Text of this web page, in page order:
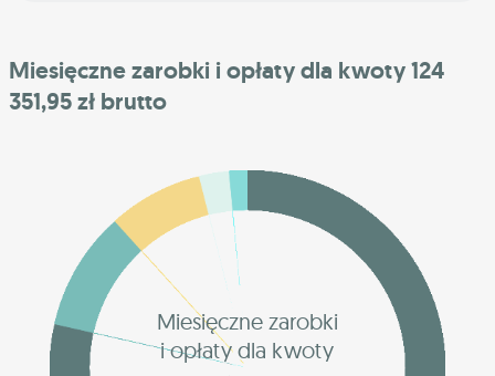
Miesięczne zarobki i opłaty dla kwoty 124
351,95 zł brutto
Miesięczne zarobki
i opłaty dla kwoty